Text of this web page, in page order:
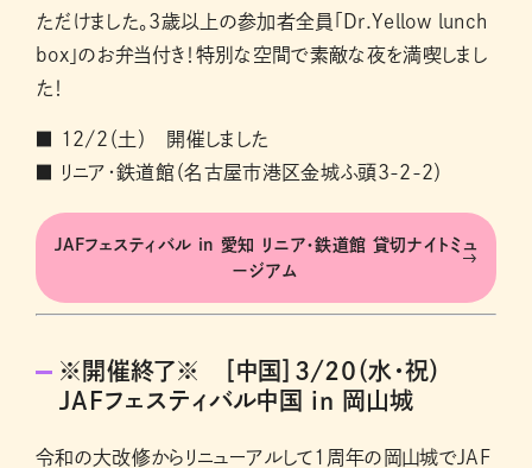
ただけました。3歳以上の参加者全員「Dr.Yellow lunch
box」のお弁当付き！特別な空間で素敵な夜を満喫しまし
た！
■ 12/2（土） 開催しました
■ リニア・鉄道館（名古屋市港区金城ふ頭3-2-2）
JAFフェスティバル in 愛知 リニア・鉄道館 貸切ナイトミュ
ージアム
※開催終了※ ［中国］3/20（水・祝）
JAFフェスティバル中国 in 岡山城
令和の大改修からリニューアルして1周年の岡山城でJAF